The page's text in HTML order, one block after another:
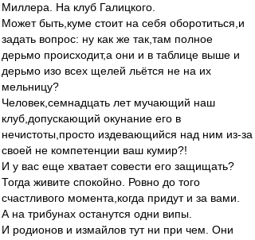
Миллера. На клуб Галицкого.
Может быть,куме стоит на себя оборотиться,и
задать вопрос: ну как же так,там полное
дерьмо происходит,а они и в таблице выше и
дерьмо изо всех щелей льётся не на их
мельницу?
Человек,семнадцать лет мучающий наш
клуб,допускающий окунание его в
нечистоты,просто издевающийся над ним из-за
своей не компетенции ваш кумир?!
И у вас еще хватает совести его защищать?
Тогда живите спокойно. Ровно до того
счастливого момента,когда придут и за вами.
А на трибунах останутся одни випы.
И родионов и измайлов тут ни при чем. Они